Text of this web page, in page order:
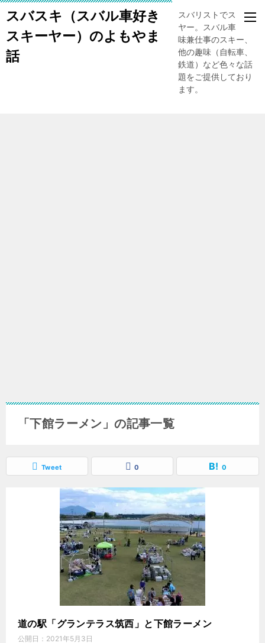
スバスキ（スバル車好き
スキーヤー）のよもやま
話
スバリストでスキー
ヤー。スバル車、趣
味兼仕事のスキー、
他の趣味（自転車、
鉄道）など色々な話
題をご提供しており
ます。
「下館ラーメン」の記事一覧
Tweet 0 0
道の駅「グランテラス筑西」と下館ラーメン
公開日： 2021年5月3日